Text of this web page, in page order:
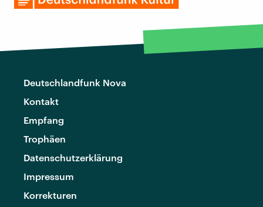
Deutschlandfunk Nova
Kontakt
Empfang
Trophäen
Datenschutzerklärung
Impressum
Korrekturen